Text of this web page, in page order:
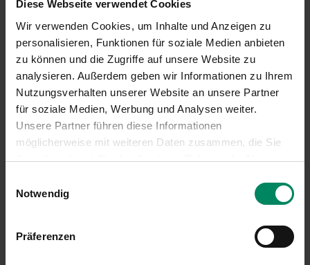
Diese Webseite verwendet Cookies
Wir verwenden Cookies, um Inhalte und Anzeigen zu
personalisieren, Funktionen für soziale Medien anbieten
zu können und die Zugriffe auf unsere Website zu
analysieren. Außerdem geben wir Informationen zu Ihrem
Nutzungsverhalten unserer Website an unsere Partner
für soziale Medien, Werbung und Analysen weiter.
Unsere Partner führen diese Informationen
möglicherweise mit weiteren Daten zusammen, die Sie
ihnen bereitgestellt oder die sie im Rahmen der Nutzung
Notwendig
Präferenzen
Weitere Informationen zur Antragstellung:
Allgemeine Vertragsbedingungen
Leitfaden zu Ihrem Projekt